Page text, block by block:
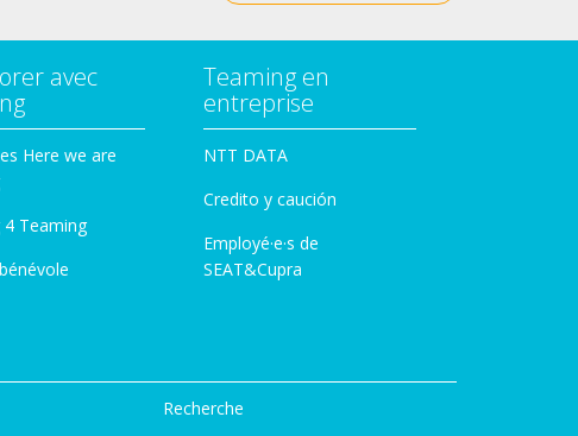
avec
Here we are
4 Teaming
Teaming en
entreprise
NTT DATA
Credito y caución
Employé·e·s de
SEAT&Cupra
Recherche